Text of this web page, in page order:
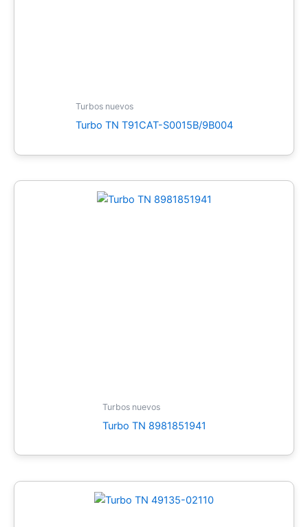
Turbos nuevos
Turbo TN T91CAT-S0015B/9B004
Turbos nuevos
Turbo TN 8981851941